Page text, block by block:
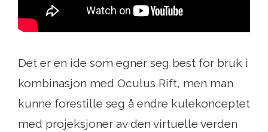
Det er en ide som egner seg best for bruk i
kombinasjon med Oculus Rift, men man
kunne forestille seg å endre kulekonceptet
med projeksjoner av den virtuelle verden